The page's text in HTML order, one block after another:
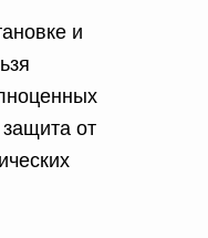
и
защита от